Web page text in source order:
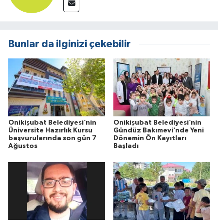
Bunlar da ilginizi çekebilir
Onikişubat Belediyesi’nin
Üniversite Hazırlık Kursu
başvurularında son gün 7
Ağustos
Onikişubat Belediyesi’nin
Gündüz Bakımevi’nde Yeni
Dönemin Ön Kayıtları
Başladı